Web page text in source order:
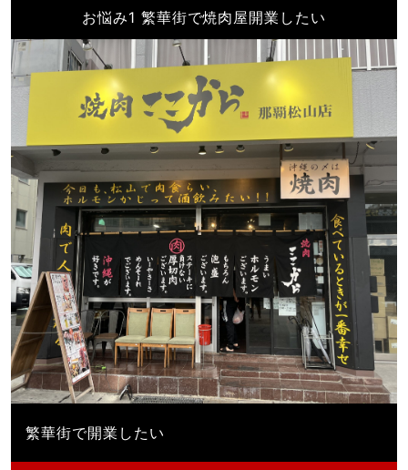
お悩み1 繁華街で焼肉屋開業したい
繁華街で開業したい